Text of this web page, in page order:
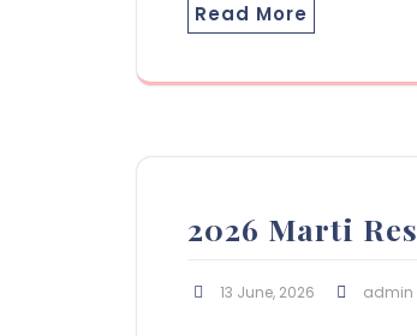
Read More
2026 Marti
13 June, 2026 admin